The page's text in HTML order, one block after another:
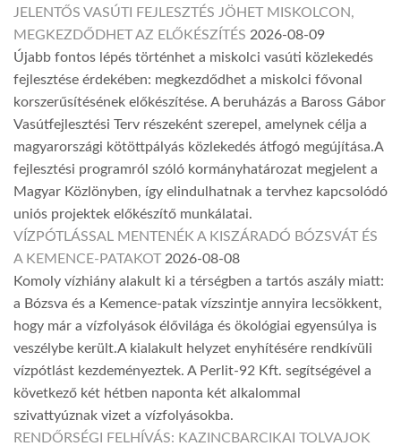
JELENTŐS VASÚTI FEJLESZTÉS JÖHET MISKOLCON,
MEGKEZDŐDHET AZ ELŐKÉSZÍTÉS 2026-08-09
Újabb fontos lépés történhet a miskolci vasúti közlekedés
fejlesztése érdekében: megkezdődhet a miskolci fővonal
korszerűsítésének előkészítése. A beruházás a Baross Gábor
Vasútfejlesztési Terv részeként szerepel, amelynek célja a
magyarországi kötöttpályás közlekedés átfogó megújítása.A
fejlesztési programról szóló kormányhatározat megjelent a
Magyar Közlönyben, így elindulhatnak a tervhez kapcsolódó
uniós projektek előkészítő munkálatai.
VÍZPÓTLÁSSAL MENTENÉK A KISZÁRADÓ BÓZSVÁT ÉS
A KEMENCE-PATAKOT 2026-08-08
Komoly vízhiány alakult ki a térségben a tartós aszály miatt:
a Bózsva és a Kemence-patak vízszintje annyira lecsökkent,
hogy már a vízfolyások élővilága és ökológiai egyensúlya is
veszélybe került.A kialakult helyzet enyhítésére rendkívüli
vízpótlást kezdeményeztek. A Perlit-92 Kft. segítségével a
következő két hétben naponta két alkalommal
szivattyúznak vizet a vízfolyásokba.
RENDŐRSÉGI FELHÍVÁS: KAZINCBARCIKAI TOLVAJOK